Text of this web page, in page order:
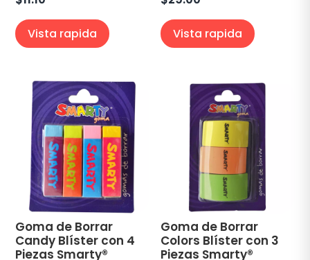
Vista rapida Vista rapida
Goma de Borrar
Candy Blíster con 4
Piezas Smarty®
Goma de Borrar
Colors Blíster con 3
Piezas Smarty®